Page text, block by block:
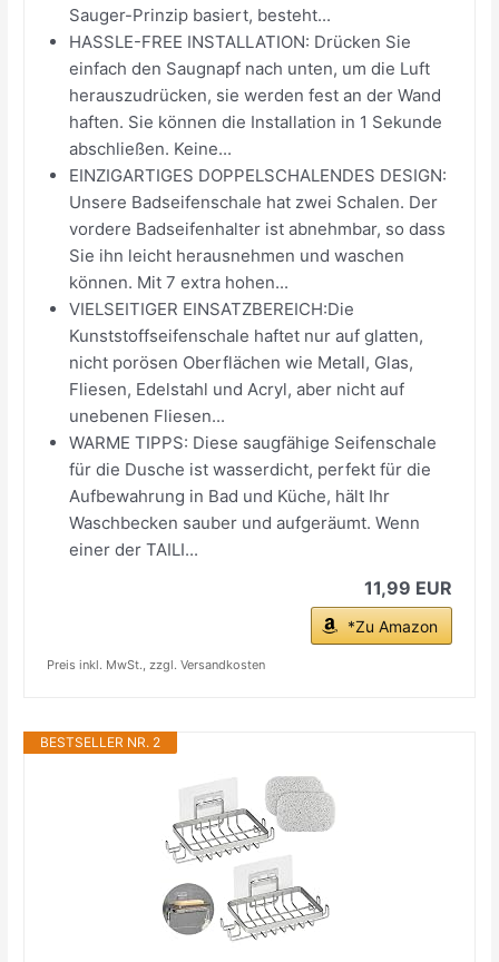
Sauger-Prinzip basiert, besteht...
HASSLE-FREE INSTALLATION: Drücken Sie
einfach den Saugnapf nach unten, um die Luft
herauszudrücken, sie werden fest an der Wand
haften. Sie können die Installation in 1 Sekunde
abschließen. Keine...
EINZIGARTIGES DOPPELSCHALENDES DESIGN:
Unsere Badseifenschale hat zwei Schalen. Der
vordere Badseifenhalter ist abnehmbar, so dass
Sie ihn leicht herausnehmen und waschen
können. Mit 7 extra hohen...
VIELSEITIGER EINSATZBEREICH:Die
Kunststoffseifenschale haftet nur auf glatten,
nicht porösen Oberflächen wie Metall, Glas,
Fliesen, Edelstahl und Acryl, aber nicht auf
unebenen Fliesen...
WARME TIPPS: Diese saugfähige Seifenschale
für die Dusche ist wasserdicht, perfekt für die
Aufbewahrung in Bad und Küche, hält Ihr
Waschbecken sauber und aufgeräumt. Wenn
einer der TAILI...
11,99 EUR
*Zu Amazon
Preis inkl. MwSt., zzgl. Versandkosten
BESTSELLER NR. 2